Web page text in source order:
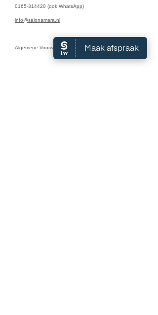
0165-314420 (ook WhatsApp)
info@salonamara.nl
Algemene Voorwaarden